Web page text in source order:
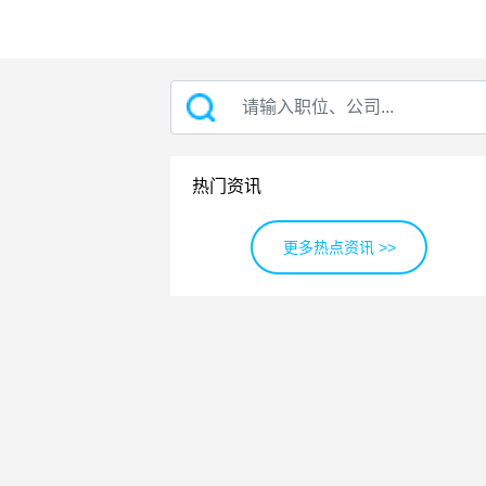
热门资讯
更多热点资讯 >>